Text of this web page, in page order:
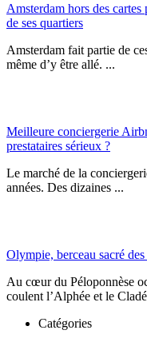
Amsterdam hors des
de ses quartiers
Amsterdam fait partie de
même d’y être allé. ...
Meilleure conciergerie
prestataires sérieux ?
Le marché de la
années. Des dizaines ...
Olympie, berceau sacré
Au cœur du Péloponnèse
coulent l’Alphée et le
Catégories